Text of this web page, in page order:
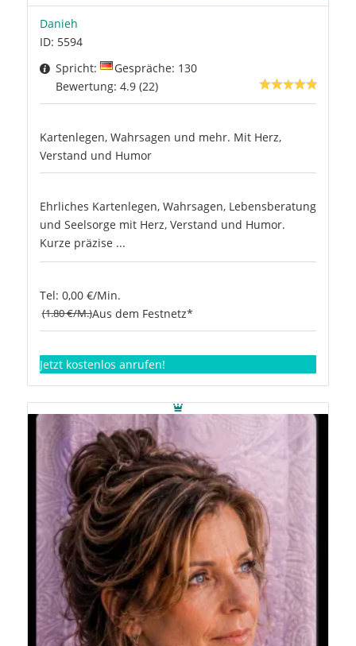
Danieh
ID: 5594
Spricht:
Gespräche: 130
Bewertung: 4.9 (22)
Kartenlegen, Wahrsagen und mehr. Mit Herz,
Verstand und Humor
Ehrliches Kartenlegen, Wahrsagen, Lebensberatung
und Seelsorge mit Herz, Verstand und Humor.
Kurze präzise ...
Tel: 0,00 €/Min.
(1.80 €/M.)Aus dem Festnetz*
Jetzt kostenlos anrufen!